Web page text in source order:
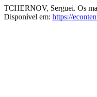
TCHERNOV, Serguei. Os
Disponível em: https://